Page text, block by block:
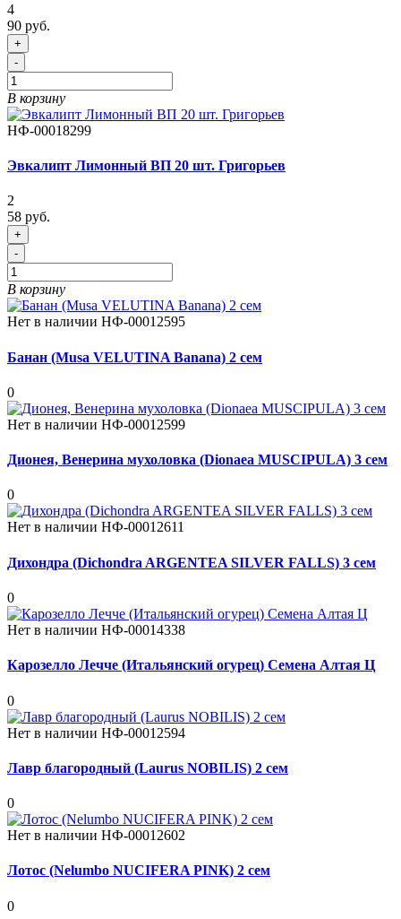
4
90 руб.
+
-
В корзину
НФ-00018299
Эвкалипт Лимонный ВП 20 шт. Григорьев
2
58 руб.
+
-
В корзину
Нет в наличии НФ-00012595
Банан (Musa VELUTINA Banana) 2 сем
0
Нет в наличии НФ-00012599
Дионея, Венерина мухоловка (Dionaea MUSCIPULA) 3 сем
0
Нет в наличии НФ-00012611
Дихондра (Dichondra ARGENTEA SILVER FALLS) 3 сем
0
Нет в наличии НФ-00014338
Карозелло Лечче (Итальянский огурец) Семена Алтая Ц
0
Нет в наличии НФ-00012594
Лавр благородный (Laurus NOBILIS) 2 сем
0
Нет в наличии НФ-00012602
Лотос (Nelumbo NUCIFERA PINK) 2 сем
0